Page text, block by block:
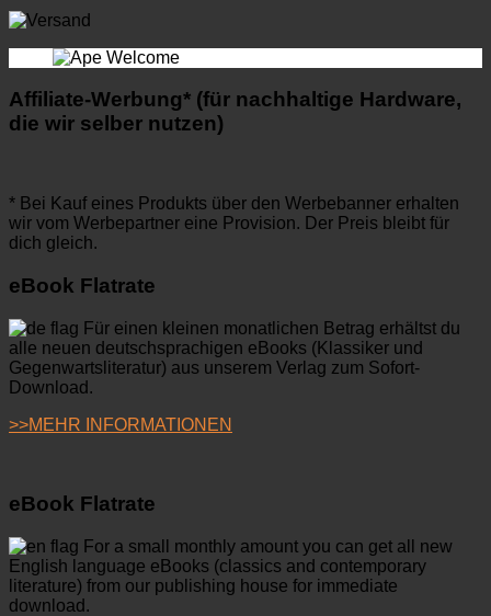
Affiliate-Werbung* (für nachhaltige Hardware,
die wir selber nutzen)
* Bei Kauf eines Produkts über den Werbebanner erhalten
wir vom Werbepartner eine Provision. Der Preis bleibt für
dich gleich.
eBook Flatrate
Für einen kleinen monatlichen Betrag erhältst du
alle neuen deutschsprachigen eBooks (Klassiker und
Gegenwartsliteratur) aus unserem Verlag zum Sofort-
Download.
>>MEHR INFORMATIONEN
eBook Flatrate
For a small monthly amount you can get all new
English language eBooks (classics and contemporary
literature) from our publishing house for immediate
download.